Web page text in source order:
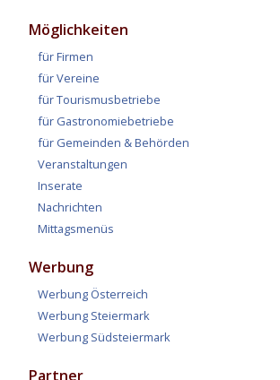
Möglichkeiten
für Firmen
für Vereine
für Tourismusbetriebe
für Gastronomiebetriebe
für Gemeinden & Behörden
Veranstaltungen
Inserate
Nachrichten
Mittagsmenüs
Werbung
Werbung Österreich
Werbung Steiermark
Werbung Südsteiermark
Partner